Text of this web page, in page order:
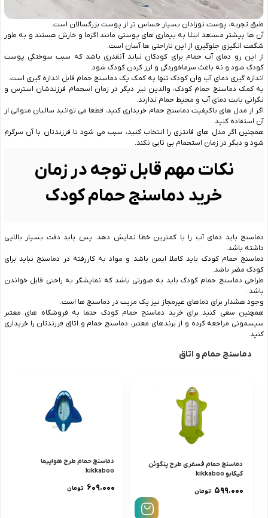
طبق تجربه، پوست نوزادان بسیار حساس ‌تر از پوست بزرگسالان است.
آن ها بیشتر مستعد ابتلا به بیماری ‌های پوستی مانند اگزما و خارش هستند و به‌ طور
شگفت‌ انگیزی جلوگیری از این ناراحتی‌ ها آسان است.
از این رو دمای آب حمام برای کودکان نباید آنقدری باشد که سبب سوختگی پوست
کودک شود و نه باعث سرماخوردگی و لرز کردن کودک شود.
اندازه گیری دمای آب وان کودک تنها به کمک یک دماسنج حمام قابل اندازه گیری است.
به کمک دماسنج حمام کودک، والدین نیز دیگر در زمان اسحمام فرزندشان استرس و
نگرانی بابت دمای آب و محیط حمام ندارند.
اگر از مدل های باکیفیت دماسنج حمام خریداری کنید، قطعا می توانید سالیان متوالی از
آن استفاده کنید.
همچنین اگر مدل های فانتزی را انتخاب کنید، سبب می شود تا فرزندتان با آن سرگرم
شود و دیگر در زمان استحمام بی تابی نکند.
نکات مهم قابل توجه در زمان
خرید دماسنج حمام کودک
دماسنج باید دمای آب را با کمترین خطا نمایش دهد، پس باید دقت بسیار بالایی
داشته باشد.
دماسنج حمام کودک باید کاملا ایمن باشد و مواد به ‌کاررفته در دماسنج نباید برای
کودک مضر باشد.
طراحی دماسنج حمام کودک باید به صورتی باشد که نمایشگر به‌ راحتی قابل خواندن
باشد.
وجود هشدار برای دماهای غیرمجاز نیز یک مزیت در دماسنج ها است.
همچنین سعی کنید برای خرید دماسنج حمام کودک حتما به فروشگاه های معتبر
سیسمونی مراجعه کرده و از برندهای معتبر، دماسنج حمام و اتاق فرزندتان را خریداری
کنید.
دماسنج حمام و اتاق
دماسنج حمام فسفری طرح پنگوئن
کیکابو kikkaboo
۵۹۹.۰۰۰ تومان
دماسنج حمام طرح هواپیما
kikkaboo
۶۰۹.۰۰۰ تومان